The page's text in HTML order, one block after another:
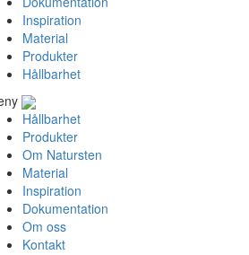
Inspiration
Material
Produkter
Hållbarhet
Hållbarhet
Produkter
Om Natursten
Material
Inspiration
Dokumentation
Om oss
Kontakt